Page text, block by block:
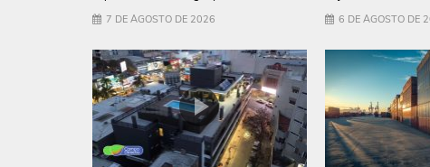
7 DE AGOSTO DE 2026 6 DE AGOSTO DE